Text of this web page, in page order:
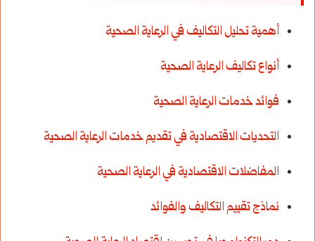
أهمية تحليل التكاليف في الرعاية الصحية
أنواع تكاليف الرعاية الصحية
فوائد خدمات الرعاية الصحية
التحديات الاقتصادية في تقديم خدمات الرعاية الصحية
المفاضلات الاقتصادية في الرعاية الصحية
نماذج تقييم التكاليف والفوائد